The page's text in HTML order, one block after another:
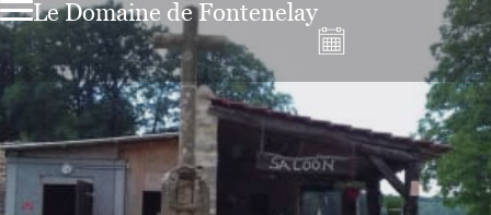
Le Domaine de Fontenelay